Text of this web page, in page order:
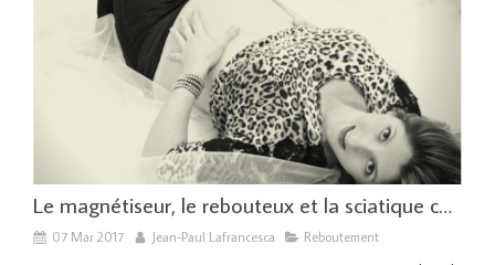
Le magnétiseur, le rebouteux et la sciatique chez la femme enceinte
07 Mar 2017 Jean-Paul Lafrancesca Reboutement